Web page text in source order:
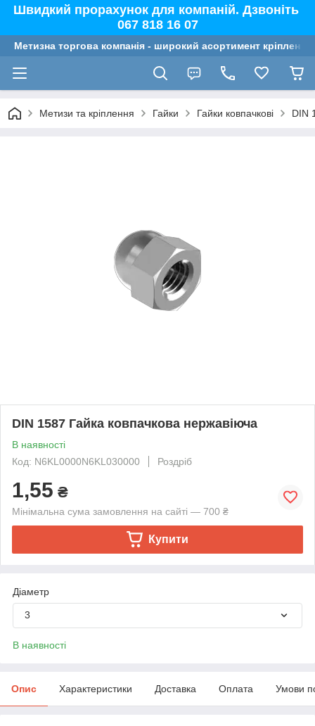
Швидкий прорахунок для компаній. Дзвоніть
067 818 16 07
Метизна торгова компанія - широкий асортимент
Метизи та кріплення Гайки Гайки ковпачкові DIN
DIN 1587 Гайка ковпачкова нержавіюча
В наявності
Код: N6KL0000N6KL030000
Роздріб
1,55 ₴
Мінімальна сума замовлення на сайті — 700 ₴
Купити
Діаметр
3
В наявності
Опис Характеристики Доставка Оплата Умови